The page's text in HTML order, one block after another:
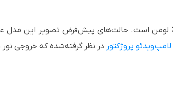
لامپویدئو پروژکتور در نظر گرفته‌شده که خروجی نور را تا 36 درصد کاهش